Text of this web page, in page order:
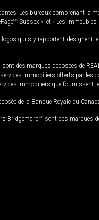
Les bureaux comprenant la
MD Sussex », et « Les
qui s'y rapportent désignent
sont des marques déposées de
immobiliers offerts par
immobiliers que fournissent
de la Banque Royale du
BridgemarqMD sont des marques